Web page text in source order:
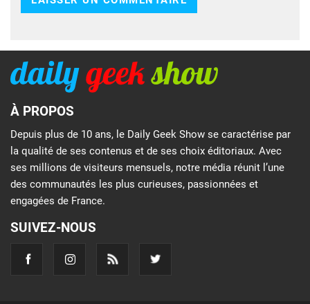
À PROPOS
Depuis plus de 10 ans, le Daily Geek Show se caractérise par
la qualité de ses contenus et de ses choix éditoriaux. Avec
ses millions de visiteurs mensuels, notre média réunit l’une
des communautés les plus curieuses, passionnées et
engagées de France.
SUIVEZ-NOUS